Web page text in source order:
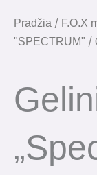
Pradžia / F.O.X
"SPECTRUM" /